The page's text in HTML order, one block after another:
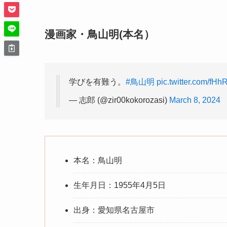
漫画家・鳥山明(本名）
学びを有難う。 #鳥山明 pic.twitter.com/
— 志郎 (@zir00kokorozasi) March 8, 2024
本名：鳥山明
生年月日：1955年4月5日
出身：愛知県名古屋市